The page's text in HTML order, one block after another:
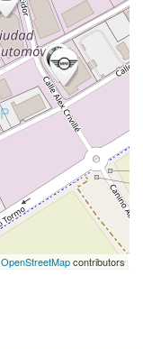
OpenStreetMapcontributors